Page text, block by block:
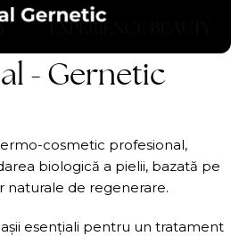
- Gernetic
cosmetic profesional,
biologică a pielii, bazată pe
naturale de regenerare.
esențiali pentru un tratament